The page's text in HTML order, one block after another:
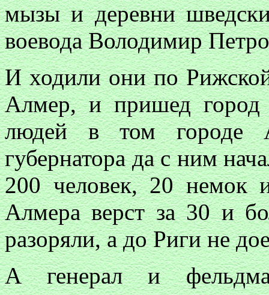
мызы и деревни
воевода Володимир
И ходили они по
Алмер, и пришед город
людей в том городе
губернатора да с ним
200 человек, 20 немок
Алмера верст за 30 и
разоряли, а до Риги не
А генерал и